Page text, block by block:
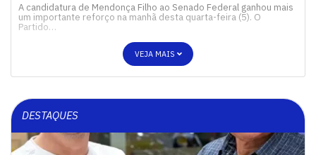
A candidatura de Mendonça Filho ao Senado Federal ganhou mais
um importante reforço na manhã desta quarta-feira (5). O
Partido…
VEJA MAIS
DESTAQUES